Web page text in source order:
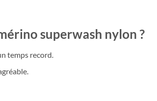
superwash nylon ?
temps record.